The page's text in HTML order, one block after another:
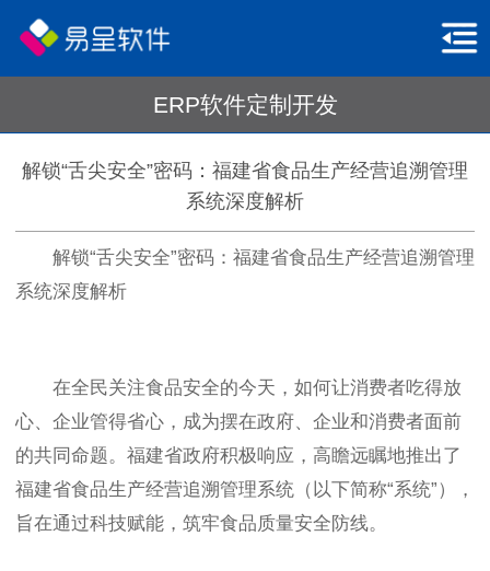
ERP软件定制开发
解锁“舌尖安全”密码：福建省食品生产经营追溯管理
系统深度解析
解锁“舌尖安全”密码：福建省食品生产经营追溯管理
系统深度解析
在全民关注食品安全的今天，如何让消费者吃得放
心、企业管得省心，成为摆在政府、企业和消费者面前
的共同命题。福建省政府积极响应，高瞻远瞩地推出了
福建省食品生产经营追溯管理系统（以下简称“系统”），
旨在通过科技赋能，筑牢食品质量安全防线。